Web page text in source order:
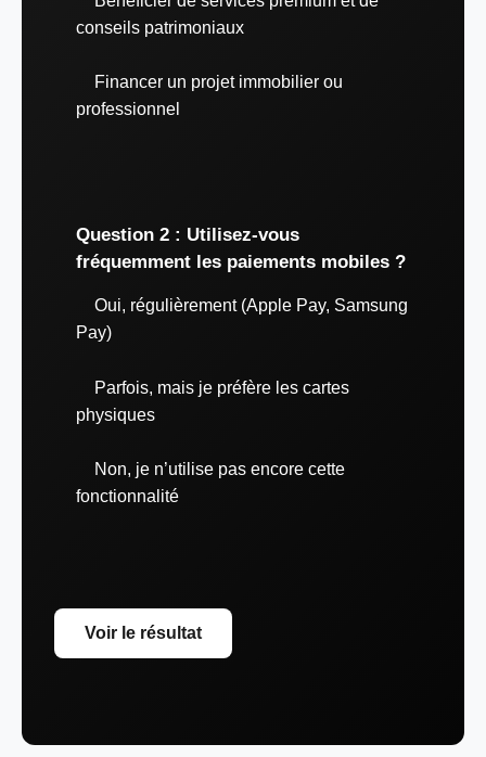
conseils patrimoniaux
Financer un projet immobilier ou
professionnel
Question 2 : Utilisez-vous
fréquemment les paiements mobiles ?
Oui, régulièrement (Apple Pay, Samsung
Pay)
Parfois, mais je préfère les cartes
physiques
Non, je n’utilise pas encore cette
fonctionnalité
Voir le résultat